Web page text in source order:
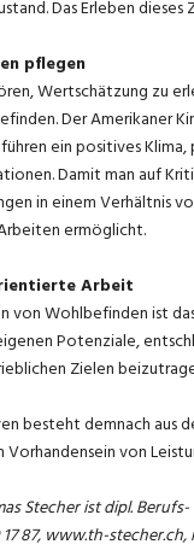
Das Erleben
pflegen
Wertschätzung zu
Der Amerikaner
ein positives
Damit man auf
in einem Verhältnis
ermöglicht.
Arbeit
von Wohlbefinden ist
Potenziale,
Zielen
besteht demnach aus
von
Stecher ist dipl.
17 87, www.th-